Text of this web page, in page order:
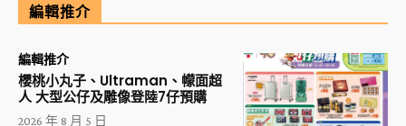
編輯推介
編輯推介
櫻桃小丸子、Ultraman、幪面超
人 大型公仔及雕像登陸7仔預購
2026 年 8 月 5 日